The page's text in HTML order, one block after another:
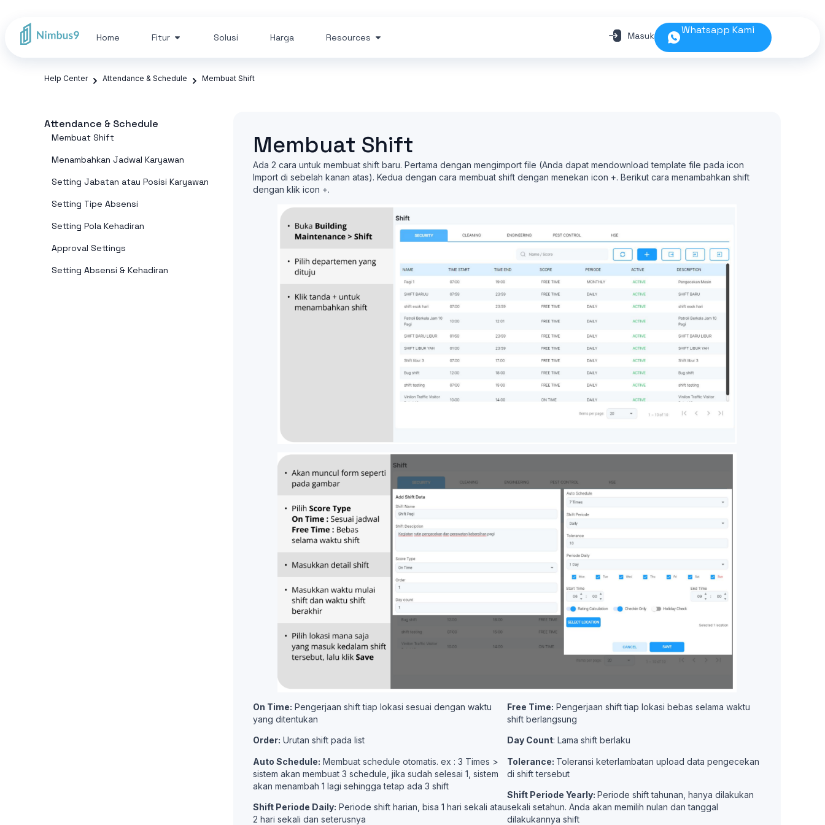
Home Fitur Solusi Harga Resources
Whatsapp Kami
Help Center Attendance & Schedule Membuat Shift
Attendance & Schedule
Membuat Shift
Menambahkan Jadwal Karyawan
Setting Jabatan atau Posisi Karyawan
Setting Tipe Absensi
Setting Pola Kehadiran
Approval Settings
Setting Absensi & Kehadiran
Membuat Shift
Ada 2 cara untuk membuat shift baru. Pertama dengan mengimport file (Anda dapat mendownload template file pada icon
Import di sebelah kanan atas). Kedua dengan cara membuat shift dengan menekan icon +. Berikut cara menambahkan shift
dengan klik icon +.
On Time: Pengerjaan shift tiap lokasi sesuai dengan waktu
yang ditentukan
Order: Urutan shift pada list
Auto Schedule: Membuat schedule otomatis. ex : 3 Times >
sistem akan membuat 3 schedule, jika sudah selesai 1, sistem
akan menambah 1 lagi sehingga tetap ada 3 shift
Shift Periode Daily: Periode shift harian, bisa 1 hari sekali atau
2 hari sekali dan seterusnya
Free Time: Pengerjaan shift tiap lokasi bebas selama waktu
shift berlangsung
Day Count: Lama shift berlaku
Tolerance: Toleransi keterlambatan upload data pengecekan
di shift tersebut
Shift Periode Yearly: Periode shift tahunan, hanya dilakukan
sekali setahun. Anda akan memilih nulan dan tanggal
dilakukannya shift